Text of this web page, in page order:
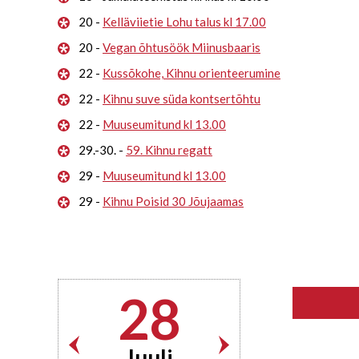
20 - Kelläviietie Lohu talus kl 17.00
20 - Vegan õhtusöök Miinusbaaris
22 - Kussõkohe, Kihnu orienteerumine
22 - Kihnu suve süda kontsertõhtu
22 - Muuseumitund kl 13.00
29.-30. - 59. Kihnu regatt
29 - Muuseumitund kl 13.00
29 - Kihnu Poisid 30 Jõujaamas
28